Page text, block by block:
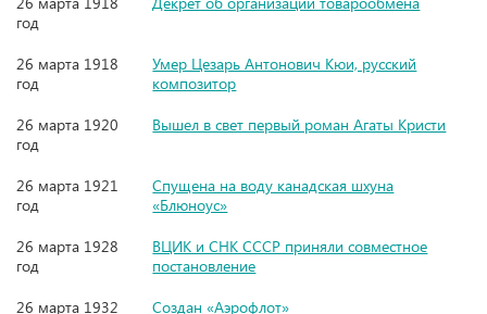
год
26 марта 1918
год
Умер Цезарь Антонович Кюи, русский
композитор
26 марта 1920
год
Вышел в свет первый роман Агаты Кристи
26 марта 1921
год
Спущена на воду канадская шхуна
«Блюноус»
26 марта 1928
год
ВЦИК и СНК СССР приняли совместное
постановление
26 марта 1932
Создан «Аэрофлот»